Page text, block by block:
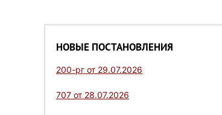
НОВЫЕ ПОСТАНОВЛЕНИЯ
200-рг от 29.07.2026
707 от 28.07.2026